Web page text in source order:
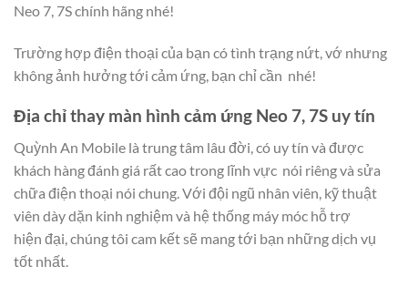
Neo 7, 7S chính hãng nhé!
Trường hợp điện thoại của bạn có tình trạng nứt, vớ nhưng
không ảnh hưởng tới cảm ứng, bạn chỉ cần nhé!
Địa chỉ thay màn hình cảm ứng Neo 7, 7S uy tín
Quỳnh An Mobile là trung tâm lâu đời, có uy tín và được
khách hàng đánh giá rất cao trong lĩnh vực nói riêng và sửa
chữa điện thoại nói chung. Với đội ngũ nhân viên, kỹ thuật
viên dày dặn kinh nghiệm và hệ thống máy móc hỗ trợ
hiện đại, chúng tôi cam kết sẽ mang tới bạn những dịch vụ
tốt nhất.